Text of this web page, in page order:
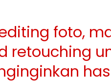
foto,
retouching